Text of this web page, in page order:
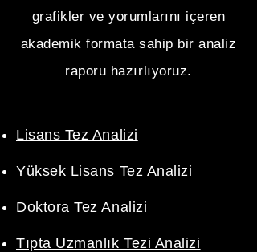
grafikler ve yorumlarını içeren
akademik formata sahip bir analiz
raporu hazırlıyoruz.
Lisans Tez Analizi
Yüksek Lisans Tez Analizi
Doktora Tez Analizi
Tıpta Uzmanlık Tezi Analizi